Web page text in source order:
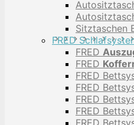
Sitztaschen
FRED
FRED
FRED
FRED
FRED
FRED
FRED
FRED